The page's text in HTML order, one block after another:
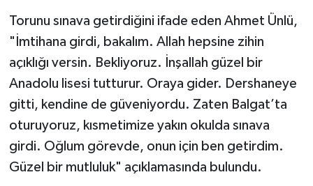
Torunu sınava getirdiğini ifade eden Ahmet Ünlü,
"İmtihana girdi, bakalım. Allah hepsine zihin
açıklığı versin. Bekliyoruz. İnşallah güzel bir
Anadolu lisesi tutturur. Oraya gider. Dershaneye
gitti, kendine de güveniyordu. Zaten Balgat’ta
oturuyoruz, kısmetimize yakın okulda sınava
girdi. Oğlum görevde, onun için ben getirdim.
Güzel bir mutluluk" açıklamasında bulundu.